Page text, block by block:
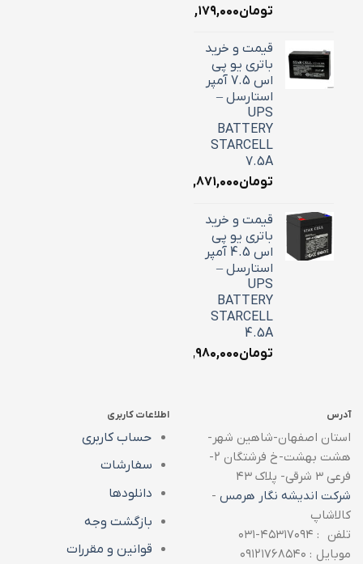
تومان۳,۱۷۹,۰۰۰
قیمت و خرید
باتری یو پی
اس 7.5 آمپر
استارسل –
UPS
BATTERY
STARCELL
7.5A
تومان۲,۸۷۱,۰۰۰
قیمت و خرید
باتری یو پی
اس 4.5 آمپر
استارسل –
UPS
BATTERY
STARCELL
4.5A
تومان۱,۹۸۰,۰۰۰
آدرس
استان اصفهان-شاهین شهر-
هشت بهشت-خ فرشتگان ۲-
فرعی ۳ شرقی- پلاک ۴۳
شرکت اندیشه نگار هرمس -
کالاشاپ
تلفن : ۴۵۳۱۷۰۹۴-۰۳۱
موبایل : ۰۹۱۲۱۷۶۸۵۴۰
اطلاعات کاربری
حساب کاربری
سفارشات
دانلودها
بازگشت وجه
قوانین و مقررات